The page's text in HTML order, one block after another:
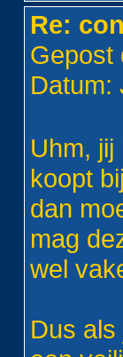
Re:
Gepost
Datum:
Uhm,
koopt
dan
mag
wel
Dus